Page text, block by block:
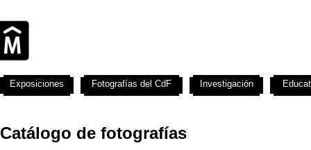
Catálogo de fotografías
Exposiciones Fotografías del CdF Investigación